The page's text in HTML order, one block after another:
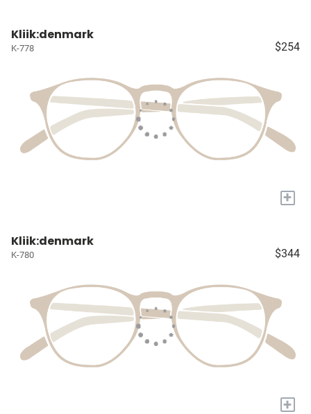
Kliik:denmark
K-778 $254
+
Kliik:denmark
K-780 $344
+